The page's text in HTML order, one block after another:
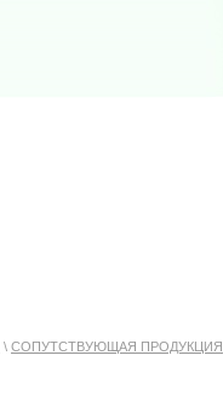
\ СОПУТСТВУЮЩАЯ ПРОДУКЦИЯ